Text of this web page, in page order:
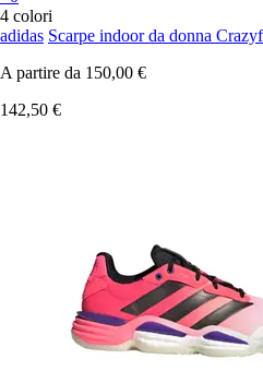
4 colori
adidas Scarpe indoor da donna
A partire da 150,00 €
142,50 €